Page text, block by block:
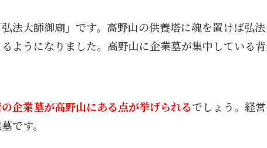
法大師御廟」です。高野山の供養塔に魂を置けば弘
ようになりました。高野山に企業墓が集中している
企業墓が高野山にある点が挙げられるでしょう。経
です。